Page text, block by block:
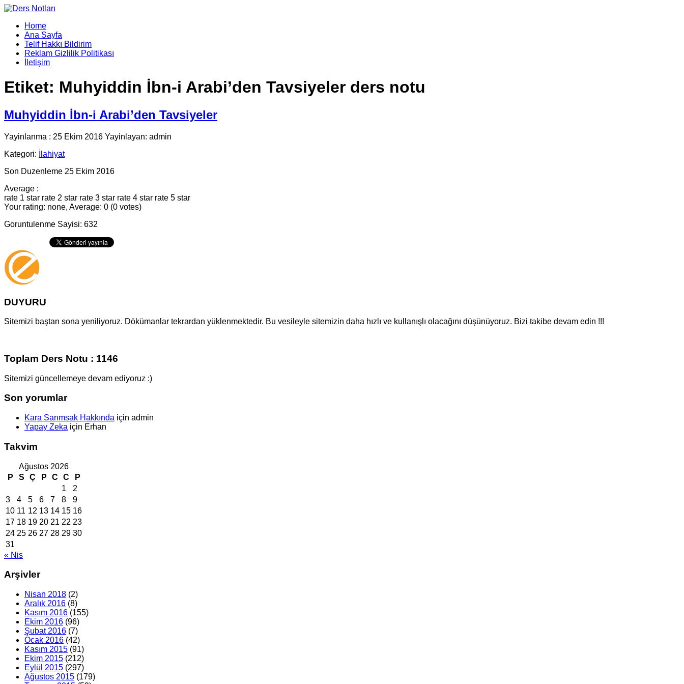
Home
Ana Sayfa
Telif Hakkı Bildirim
Reklam Gizlilik Politikası
İletişim
Etiket: Muhyiddin İbn-i Arabi’den Tavsiyeler ders notu
Muhyiddin İbn-i Arabi’den Tavsiyeler
Yayinlanma : 25 Ekim 2016 Yayinlayan: admin
Kategori:
İlahiyat
Son Duzenleme 25 Ekim 2016
Average :
rate 1 star rate 2 star rate 3 star rate 4 star rate 5 star
Your rating: none, Average: 0 (0 votes)
Goruntulenme Sayisi: 632
DUYURU
Sitemizi baştan sona yeniliyoruz. Dökümanlar tekrardan yüklenmektedir. Bu vesileyle sitemizin daha hızlı ve kullanışlı olacağını düşünüyoruz. Bizi takibe devam edin !!!
Toplam Ders Notu : 1146
Sitemizi güncellemeye devam ediyoruz :)
Son yorumlar
Kara Sarımsak Hakkında için admin
Yapay Zeka için Erhan
Takvim
Ağustos 2026
P
S Ç P C C
P
1
2
3
4 5 6 7 8
9
10 11 12 13 14 15 16
17 18 19 20 21 22 23
24 25 26 27 28 29 30
31
« Nis
Arşivler
Nisan 2018 (2)
Aralık 2016 (8)
Kasım 2016 (155)
Ekim 2016 (96)
Şubat 2016 (7)
Ocak 2016 (42)
Kasım 2015 (91)
Ekim 2015 (212)
Eylül 2015 (297)
Ağustos 2015 (179)